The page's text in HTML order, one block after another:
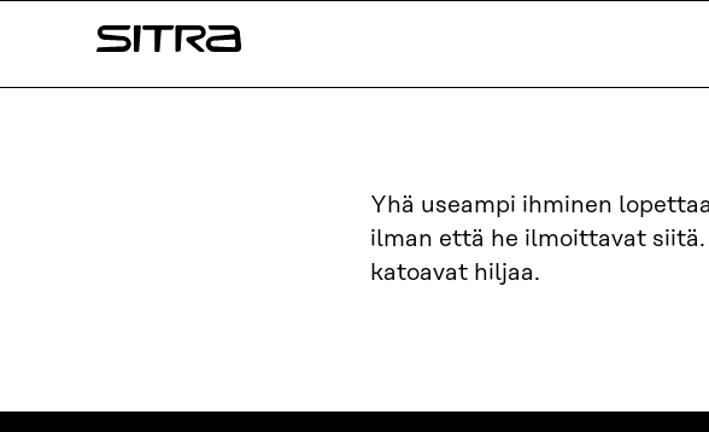
sisältöön
Sitra
Yhä useampi ihminen
ilman että he ilmoittavat
katoavat hiljaa.